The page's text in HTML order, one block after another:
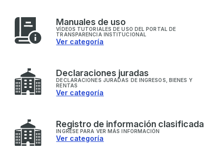
Manuales de uso
VÍDEOS TUTORIALES DE USO DEL PORTAL DE
TRANSPARENCIA INSTITUCIONAL
Ver categoría
Declaraciones juradas
DECLARACIONES JURADAS DE INGRESOS, BIENES Y
RENTAS
Ver categoría
Registro de información clasificada
INGRESE PARA VER MÁS INFORMACIÓN
Ver categoría